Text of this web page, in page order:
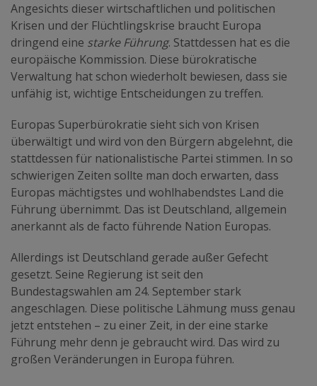
Angesichts dieser wirtschaftlichen und politischen
Krisen und der Flüchtlingskrise braucht Europa
dringend eine starke Führung. Stattdessen hat es die
europäische Kommission. Diese bürokratische
Verwaltung hat schon wiederholt bewiesen, dass sie
unfähig ist, wichtige Entscheidungen zu treffen.
Europas Superbürokratie sieht sich von Krisen
überwältigt und wird von den Bürgern abgelehnt, die
stattdessen für nationalistische Partei stimmen. In so
schwierigen Zeiten sollte man doch erwarten, dass
Europas mächtigstes und wohlhabendstes Land die
Führung übernimmt. Das ist Deutschland, allgemein
anerkannt als de facto führende Nation Europas.
Allerdings ist Deutschland gerade außer Gefecht
gesetzt. Seine Regierung ist seit den
Bundestagswahlen am 24. September stark
angeschlagen. Diese politische Lähmung muss genau
jetzt entstehen – zu einer Zeit, in der eine starke
Führung mehr denn je gebraucht wird. Das wird zu
großen Veränderungen in Europa führen.